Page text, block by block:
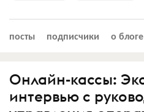
посты подписчики о блоге
Онлайн-кассы:
интервью c